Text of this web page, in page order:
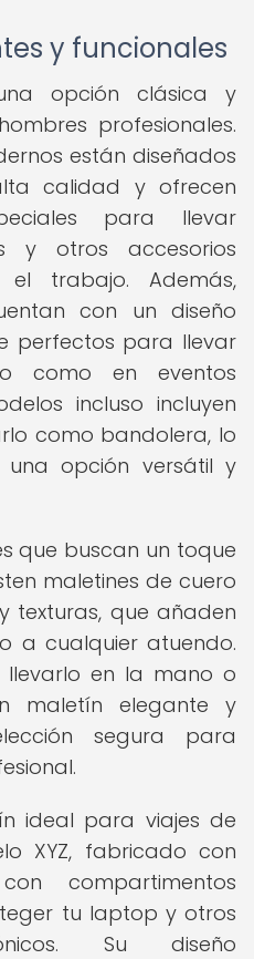
y funcionales
opción clásica y
profesionales.
están diseñados
calidad y ofrecen
para llevar
y otros accesorios
el trabajo. Además,
con un diseño
perfectos para llevar
como en eventos
incluso incluyen
como bandolera, lo
opción versátil y
que buscan un toque
maletines de cuero
texturas, que añaden
a cualquier atuendo.
llevarlo en la mano o
maletín elegante y
segura para
ideal para viajes de
XYZ, fabricado con
compartimentos
tu laptop y otros
Su diseño